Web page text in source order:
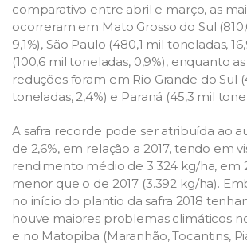
comparativo entre abril e março, as
ocorreram em Mato Grosso do Sul
9,1%), São Paulo (480,1 mil toneladas,
(100,6 mil toneladas, 0,9%), enquanto
reduções foram em Rio Grande do Sul
toneladas, 2,4%) e Paraná (45,3 mil
A safra recorde pode ser atribuída ao
de 2,6%, em relação a 2017, tendo em
rendimento médio de 3.324 kg/ha, em
menor que o de 2017 (3.392 kg/ha).
no início do plantio da safra 2018
houve maiores problemas climáticos
e no Matopiba (Maranhão, Tocantins,